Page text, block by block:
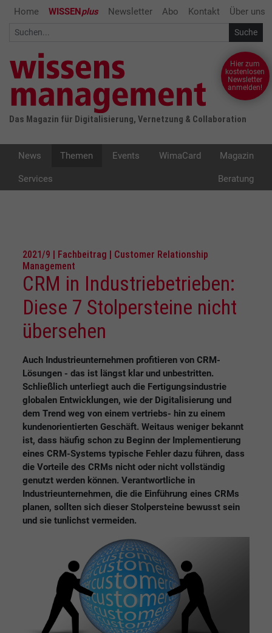
Home WISSENplus Newsletter Abo Kontakt Über uns
Das Magazin für Digitalisierung, Vernetzung & Collaboration
Hier zum
kostenlosen
Newsletter
anmelden!
News Themen Events WimaCard Magazin
Services Beratung
2021/9 | Fachbeitrag | Customer Relationship
Management
CRM in Industriebetrieben:
Diese 7 Stolpersteine nicht
übersehen
Auch Industrieunternehmen profitieren von CRM-
Lösungen - das ist längst klar und unbestritten.
Schließlich unterliegt auch die Fertigungsindustrie
globalen Entwicklungen, wie der Digitalisierung und
dem Trend weg von einem vertriebs- hin zu einem
kundenorientierten Geschäft. Weitaus weniger bekannt
ist, dass häufig schon zu Beginn der Implementierung
eines CRM-Systems typische Fehler dazu führen, dass
die Vorteile des CRMs nicht oder nicht vollständig
genutzt werden können. Verantwortliche in
Industrieunternehmen, die die Einführung eines CRMs
planen, sollten sich dieser Stolpersteine bewusst sein
und sie tunlichst vermeiden.